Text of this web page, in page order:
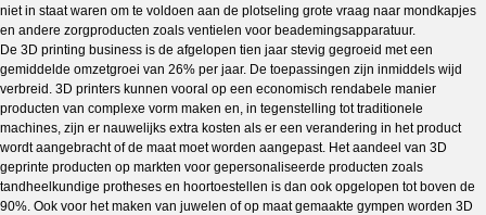
niet in staat waren om te voldoen aan de plotseling grote vraag naar mondkapjes
en andere zorgproducten zoals ventielen voor beademingsapparatuur.
De 3D printing business is de afgelopen tien jaar stevig gegroeid met een
gemiddelde omzetgroei van 26% per jaar. De toepassingen zijn inmiddels wijd
verbreid. 3D printers kunnen vooral op een economisch rendabele manier
producten van complexe vorm maken en, in tegenstelling tot traditionele
machines, zijn er nauwelijks extra kosten als er een verandering in het product
wordt aangebracht of de maat moet worden aangepast. Het aandeel van 3D
geprinte producten op markten voor gepersonaliseerde producten zoals
tandheelkundige protheses en hoortoestellen is dan ook opgelopen tot boven de
90%. Ook voor het maken van juwelen of op maat gemaakte gympen worden 3D